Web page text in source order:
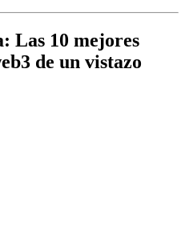
Las 10 mejores
de un vistazo